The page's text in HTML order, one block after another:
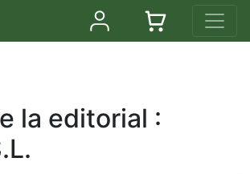
la editorial :